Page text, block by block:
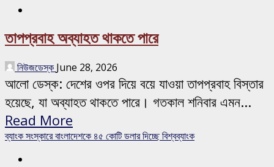
তাপপ্রবাহ অব্যাহত থাকতে পারে
নিউজডেস্ক June 28, 2026
আলো ডেস্ক: দেশের ওপর দিয়ে বয়ে যাওয়া তাপপ্রবাহ বিস্তার
হয়েছে, যা অব্যাহত থাকতে পারে। গতকাল শনিবার এমন...
Read More
ব্যাংক সংস্কারে বাংলাদেশকে ৪৫ কোটি ডলার দিচ্ছে বিশ্বব্যাংক